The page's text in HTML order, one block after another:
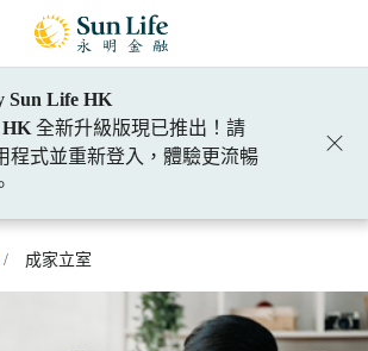
Sun Life HK
HK 全新升級版現已推出！請
程式並重新登入，體驗更流暢
/ 成家立室